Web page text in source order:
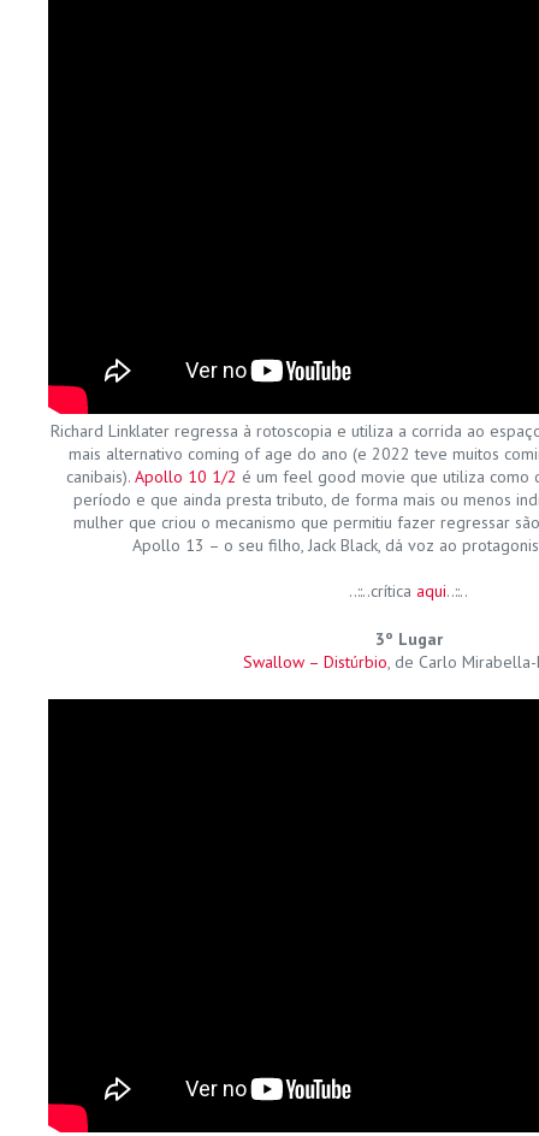
Richard Linklater regressa à rotoscopia e utiliza a corrida ao
mais alternativo coming of age do ano (e 2022 teve muitos
canibais). Apollo 10 1/2 é um feel good movie que utiliza como
período e que ainda presta tributo, de forma mais ou menos
mulher que criou o mecanismo que permitiu fazer regressar
Apollo 13 – o seu filho, Jack Black, dá voz ao
..::..crítica aqui..::..
3º Lugar
Swallow – Distúrbio, de Carlo Mirabella-